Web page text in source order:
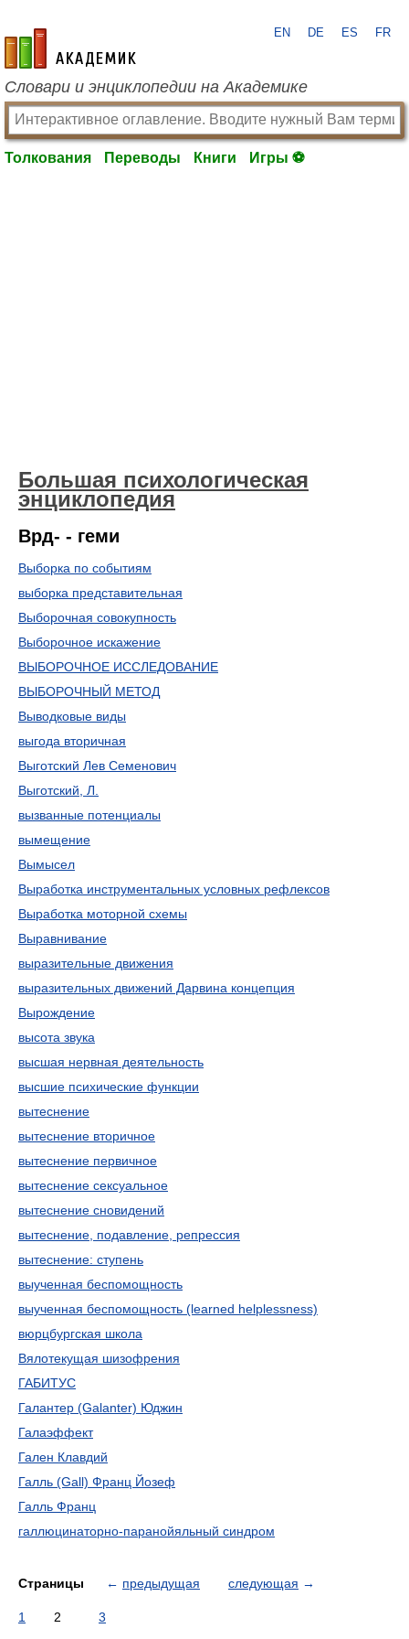
academic.ru
EN DE ES FR
Словари и энциклопедии на Академике
Толкования Переводы Книги Игры ⚽
Большая психологическая
энциклопедия
Врд- - геми
Выборка по событиям
выборка представительная
Выборочная совокупность
Выборочное искажение
ВЫБОРОЧНОЕ ИССЛЕДОВАНИЕ
ВЫБОРОЧНЫЙ МЕТОД
Выводковые виды
выгода вторичная
Выготский Лев Семенович
Выготский, Л.
вызванные потенциалы
вымещение
Вымысел
Выработка инструментальных условных рефлексов
Выработка моторной схемы
Выравнивание
выразительные движения
выразительных движений Дарвина концепция
Вырождение
высота звука
высшая нервная деятельность
высшие психические функции
вытеснение
вытеснение вторичное
вытеснение первичное
вытеснение сексуальное
вытеснение сновидений
вытеснение, подавление, репрессия
вытеснение: ступень
выученная беспомощность
выученная беспомощность (learned helplessness)
вюрцбургская школа
Вялотекущая шизофрения
ГАБИТУС
Галантер (Galanter) Юджин
Галаэффект
Гален Клавдий
Галль (Gall) Франц Йозеф
Галль Франц
галлюцинаторно-паранойяльный синдром
Страницы ← предыдущая следующая →
1 2 3